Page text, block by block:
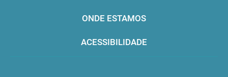
ONDE ESTAMOS
ACESSIBILIDADE